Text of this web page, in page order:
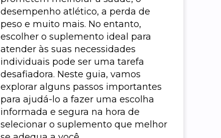
desempenho atlético, a perda de
peso e muito mais. No entanto,
escolher o suplemento ideal para
atender às suas necessidades
individuais pode ser uma tarefa
desafiadora. Neste guia, vamos
explorar alguns passos importantes
para ajudá-lo a fazer uma escolha
informada e segura na hora de
selecionar o suplemento que melhor